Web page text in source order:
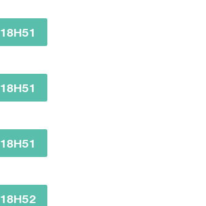
18H51
18H51
18H51
18H52